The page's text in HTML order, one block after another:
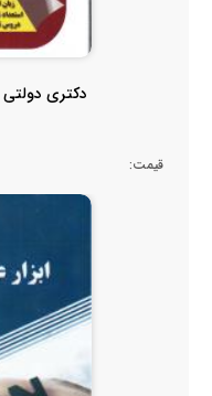
دکتری دولتی
قیمت: